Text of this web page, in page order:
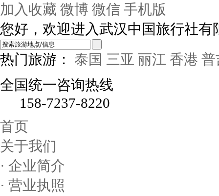
加入收藏 微博 微信 手机版
您好，欢迎进入武汉中国旅行社
热门旅游：
泰国 三亚 丽江 香港 普
全国统一咨询热线
158-7237-8220
首页
关于我们
· 企业简介
· 营业执照